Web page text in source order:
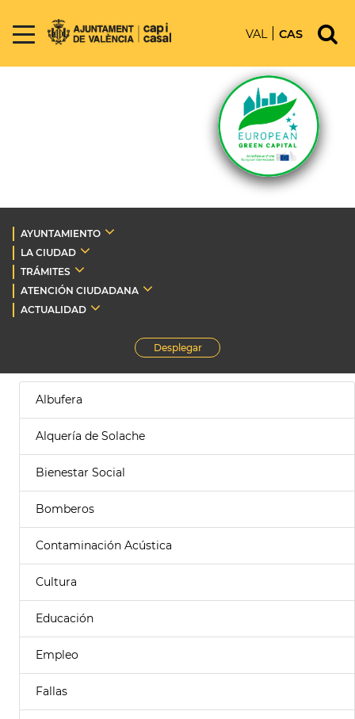
VAL CAS
AYUNTAMIENTO
LA CIUDAD
TRÁMITES
ATENCIÓN CIUDADANA
ACTUALIDAD
Desplegar
Albufera
Alquería de Solache
Bienestar Social
Bomberos
Contaminación Acústica
Cultura
Educación
Empleo
Fallas